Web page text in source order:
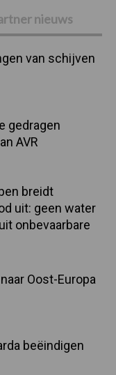
nieuws
van schijven
gedragen
AVR
breidt
uit: geen water
onbevaarbare
Oost-Europa
beëindigen